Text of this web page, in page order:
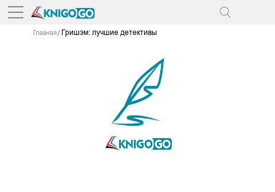
Главная Гришэм: лучшие детективы